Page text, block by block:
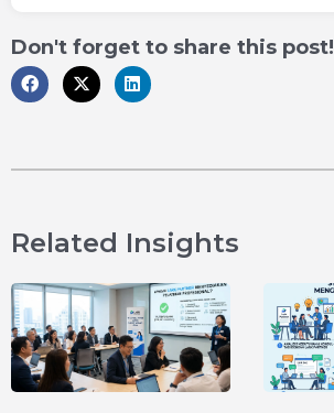
Don't forget to share this post!
Related Insights